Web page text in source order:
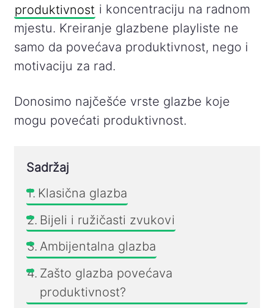
produktivnost i koncentraciju na radnom
mjestu. Kreiranje glazbene playliste ne
samo da povećava produktivnost, nego i
motivaciju za rad.
Donosimo najčešće vrste glazbe koje
mogu povećati produktivnost.
Sadržaj
Klasična glazba
Bijeli i ružičasti zvukovi
Ambijentalna glazba
Zašto glazba povećava
produktivnost?